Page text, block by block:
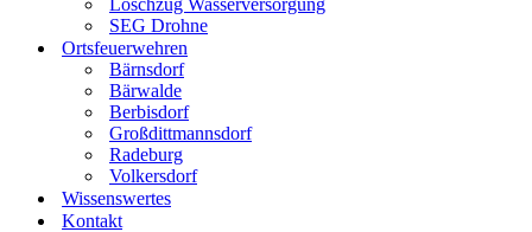
Löschzug Wasserversorgung
SEG Drohne
Ortsfeuerwehren
Bärnsdorf
Bärwalde
Berbisdorf
Großdittmannsdorf
Radeburg
Volkersdorf
Wissenswertes
Kontakt